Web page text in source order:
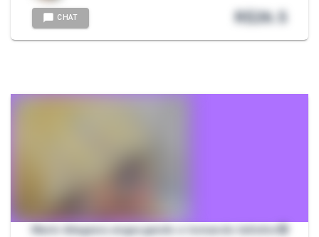
CHAT R$26.5
Marin kitagawa engasgando e tomando leitinho🤤